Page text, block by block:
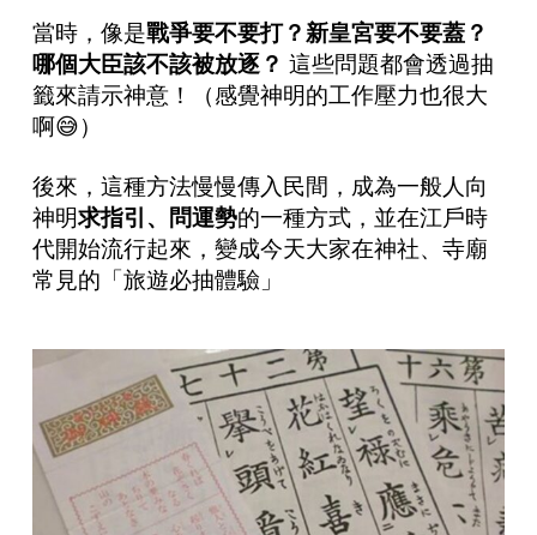
當時，像是戰爭要不要打？新皇宮要不要蓋？
哪個大臣該不該被放逐？ 這些問題都會透過抽
籤來請示神意！（感覺神明的工作壓力也很大
啊😅）
後來，這種方法慢慢傳入民間，成為一般人向
神明求指引、問運勢的一種方式，並在江戶時
代開始流行起來，變成今天大家在神社、寺廟
常見的「旅遊必抽體驗」